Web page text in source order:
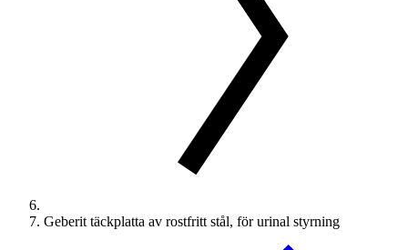
Geberit täckplatta av rostfritt stål, för urinal styrning